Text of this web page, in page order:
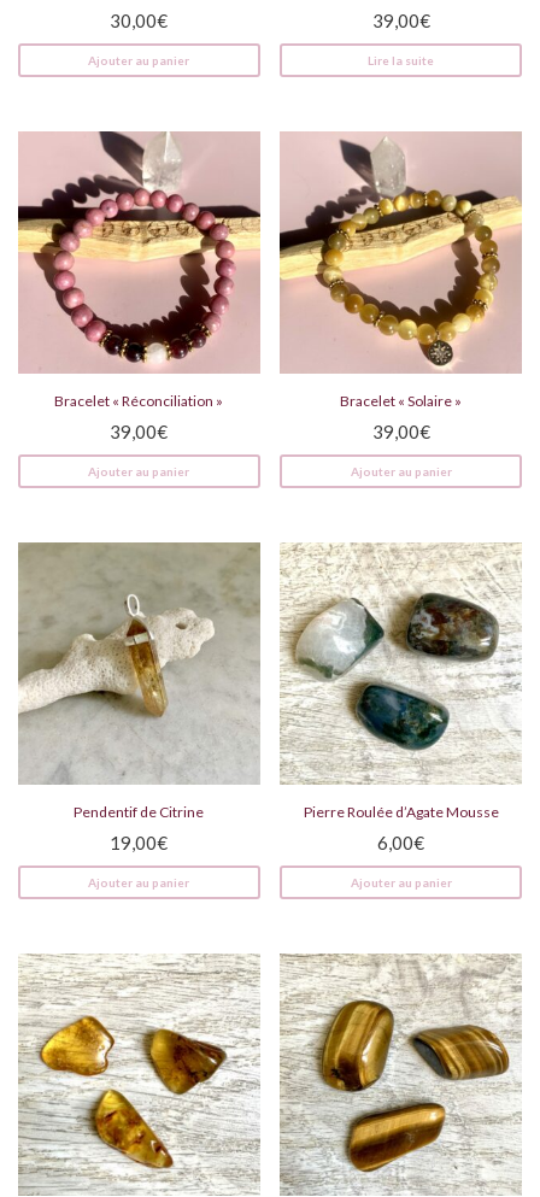
30,00€
Ajouter au panier
39,00€
Lire la suite
Bracelet « Réconciliation »
39,00€
Ajouter au panier
Bracelet « Solaire »
39,00€
Ajouter au panier
Pendentif de Citrine
19,00€
Ajouter au panier
Pierre Roulée d’Agate Mousse
6,00€
Ajouter au panier